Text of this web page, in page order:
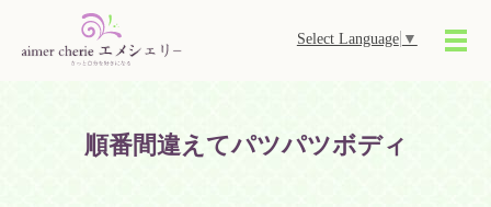
Select Language ▼
メ
順番間違えてパツパツボディ